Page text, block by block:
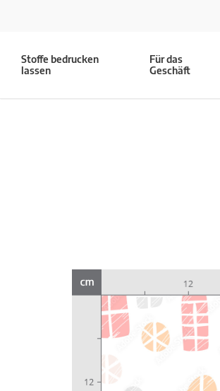
Stoffe bedrucken
lassen
Für das
Geschäft